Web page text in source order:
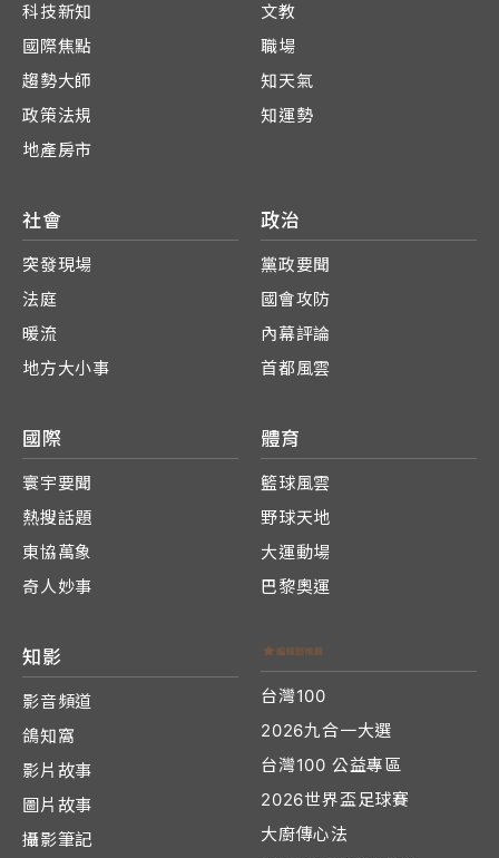
科技新知
國際焦點
趨勢大師
政策法規
地產房市
文教
職場
知天氣
知運勢
社會
突發現場
法庭
暖流
地方大小事
政治
黨政要聞
國會攻防
內幕評論
首都風雲
國際
寰宇要聞
熱搜話題
東協萬象
奇人妙事
體育
籃球風雲
野球天地
大運動場
巴黎奧運
知影
影音頻道
鴿知窩
影片故事
圖片故事
攝影筆記
台灣100
2026九合一大選
台灣100 公益專區
2026世界盃足球賽
大廚傳心法